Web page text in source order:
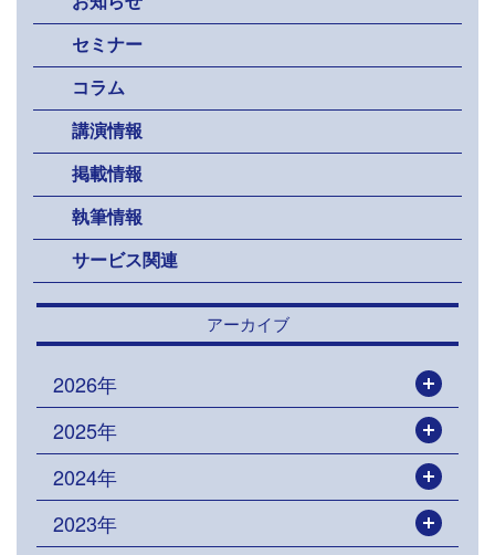
セミナー
コラム
講演情報
掲載情報
執筆情報
サービス関連
アーカイブ
2026年
2025年
2024年
2023年